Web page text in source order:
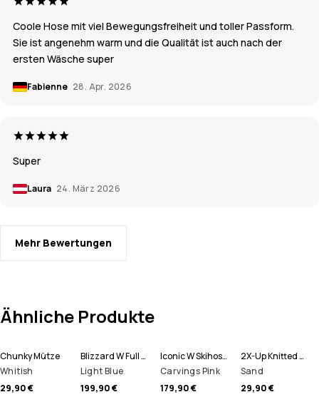
Coole Hose mit viel Bewegungsfreiheit und toller Passform.
Sie ist angenehm warm und die Qualität ist auch nach der
ersten Wäsche super
Fabienne 28. Apr. 2026
Super
Laura 24. März 2026
Mehr Bewertungen
Ähnliche Produkte
Chunky Mütze
Whitish
29,90 €
Blizzard W Full Zip Snowboardjacke Damen
Light Blue
199,90 €
Iconic W Skihose Damen
Carvings Pink
179,90 €
2X-Up Knitted Schlauchtuch
Sand
29,90 €